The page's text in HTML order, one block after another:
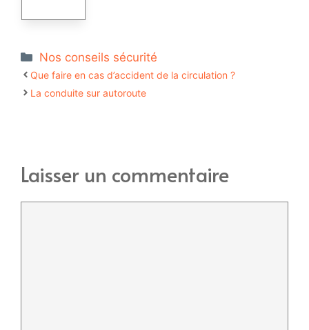
Catégories
Nos conseils sécurité
Que faire en cas d’accident de la circulation ?
La conduite sur autoroute
Laisser un commentaire